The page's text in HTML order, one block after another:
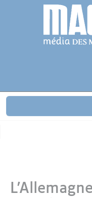
Aller au contenu
Panneau de gestion des